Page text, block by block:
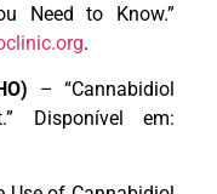
Need to Know.”
.
– “Cannabidiol
Disponível em: